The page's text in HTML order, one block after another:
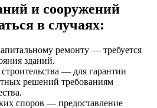
и сооружений
в случаях:
ремонту — требуется
зданий.
— для гарантии
решений требованиям
споров — предоставление